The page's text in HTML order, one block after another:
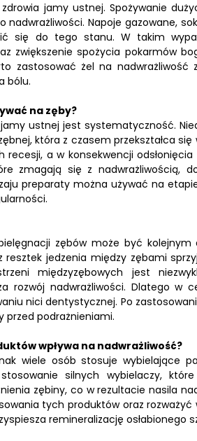
jamy ustnej. Spożywanie
nadwrażliwości. Napoje gazowane,
się do tego stanu. W takim
zwiększenie spożycia pokarmów
zastosować żel na
bólu.
na zęby?
ustnej jest systematyczność.
która z czasem przekształca
a w konsekwencji
zmagają się z nadwrażliwością,
preparaty można używać na
zębów może być
resztek jedzenia między zębami
międzyzębowych jest
rozwój nadwrażliwości. Dlatego w
nici dentystycznej. Po
przed podrażnieniami.
wpływa na nadwrażliwość?
wiele osób stosuje wybielające
silnych wybielaczy,
zębiny, co w rezultacie nasila
tych produktów oraz rozważyć
remineralizację osłabionego